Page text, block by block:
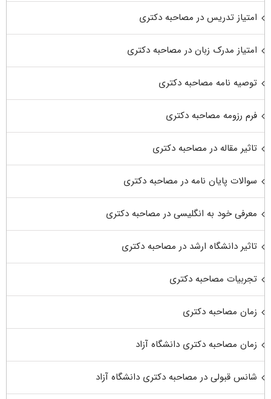
امتیاز تدریس در مصاحبه دکتری
امتیاز مدرک زبان در مصاحبه دکتری
توصیه نامه مصاحبه دکتری
فرم رزومه مصاحبه دکتری
تاثیر مقاله در مصاحبه دکتری
سوالات پایان نامه در مصاحبه دکتری
معرفی خود به انگلیسی در مصاحبه دکتری
تاثیر دانشگاه ارشد در مصاحبه دکتری
تجربیات مصاحبه دکتری
زمان مصاحبه دکتری
زمان مصاحبه دکتری دانشگاه آزاد
شانس قبولی در مصاحبه دکتری دانشگاه آزاد